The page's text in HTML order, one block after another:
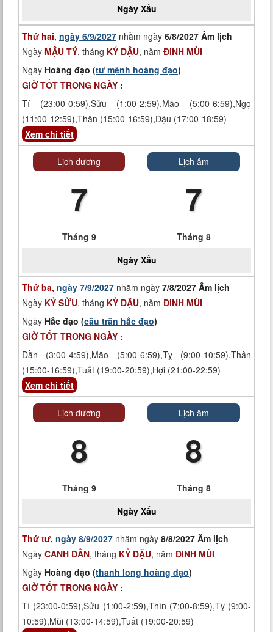
Ngày Xấu
Thứ hai, ngày 6/9/2027 nhằm ngày 6/8/2027 Âm lịch
Ngày MẬU TÝ, tháng KỶ DẬU, năm ĐINH MÙI
Ngày Hoàng đạo (tư mệnh hoàng đạo)
GIỜ TỐT TRONG NGÀY :
Tí (23:00-0:59),Sửu (1:00-2:59),Mão (5:00-6:59),Ngọ
(11:00-12:59),Thân (15:00-16:59),Dậu (17:00-18:59)
Xem chi tiết
Lịch dương
7
Tháng 9
Lịch âm
7
Tháng 8
Ngày Xấu
Thứ ba, ngày 7/9/2027 nhằm ngày 7/8/2027 Âm lịch
Ngày KỶ SỬU, tháng KỶ DẬU, năm ĐINH MÙI
Ngày Hắc đạo (câu trần hắc đạo)
GIỜ TỐT TRONG NGÀY :
Dần (3:00-4:59),Mão (5:00-6:59),Tỵ (9:00-10:59),Thân
(15:00-16:59),Tuất (19:00-20:59),Hợi (21:00-22:59)
Xem chi tiết
Lịch dương
8
Tháng 9
Lịch âm
8
Tháng 8
Ngày Xấu
Thứ tư, ngày 8/9/2027 nhằm ngày 8/8/2027 Âm lịch
Ngày CANH DẦN, tháng KỶ DẬU, năm ĐINH MÙI
Ngày Hoàng đạo (thanh long hoàng đạo)
GIỜ TỐT TRONG NGÀY :
Tí (23:00-0:59),Sửu (1:00-2:59),Thìn (7:00-8:59),Tỵ (9:00-
10:59),Mùi (13:00-14:59),Tuất (19:00-20:59)